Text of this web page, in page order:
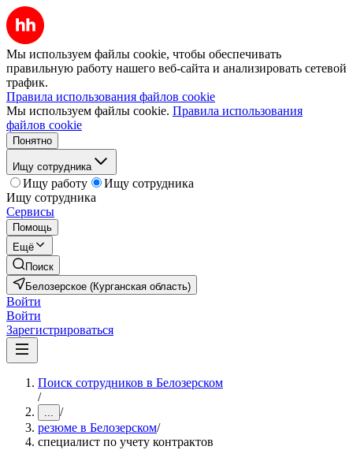
Мы используем файлы cookie, чтобы обеспечивать
правильную работу нашего веб-сайта и анализировать сетевой
трафик.
Правила использования файлов cookie
Мы используем файлы cookie. Правила использования
файлов cookie
Понятно
Ищу сотрудника
Ищу работу
Ищу сотрудника
Ищу сотрудника
Сервисы
Помощь
Ещё
Поиск
Белозерское (Курганская область)
Войти
Войти
Зарегистрироваться
Поиск сотрудников в Белозерском
/
... /
резюме в Белозерском/
специалист по учету контрактов